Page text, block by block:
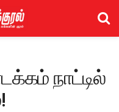
நாட்டில்